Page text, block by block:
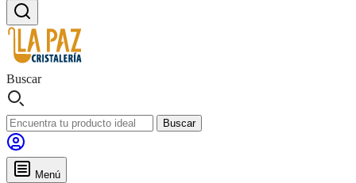
Buscar
Buscar
Menú